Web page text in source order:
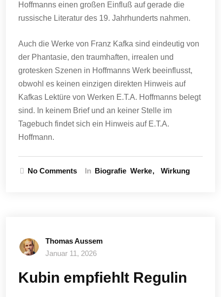
Hoffmanns einen großen Einfluß auf gerade die
russische Literatur des 19. Jahrhunderts nahmen.
Auch die Werke von Franz Kafka sind eindeutig von
der Phantasie, den traumhaften, irrealen und
grotesken Szenen in Hoffmanns Werk beeinflusst,
obwohl es keinen einzigen direkten Hinweis auf
Kafkas Lektüre von Werken E.T.A. Hoffmanns belegt
sind. In keinem Brief und an keiner Stelle im
Tagebuch findet sich ein Hinweis auf E.T.A.
Hoffmann.
No Comments In Biografie Werke Wirkung
Thomas Aussem
Januar 11, 2026
Kubin empfiehlt Regulin